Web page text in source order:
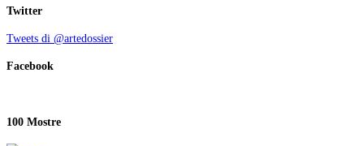
Twitter
Tweets di @artedossier
Facebook
100 Mostre